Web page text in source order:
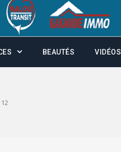
BEAUTÉS VIDÉOS
12